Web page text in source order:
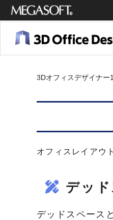
メガソ
フト株
式会社
3Dオフィスデザイナー
オフィスレイアウ
デッ
デッドスペース